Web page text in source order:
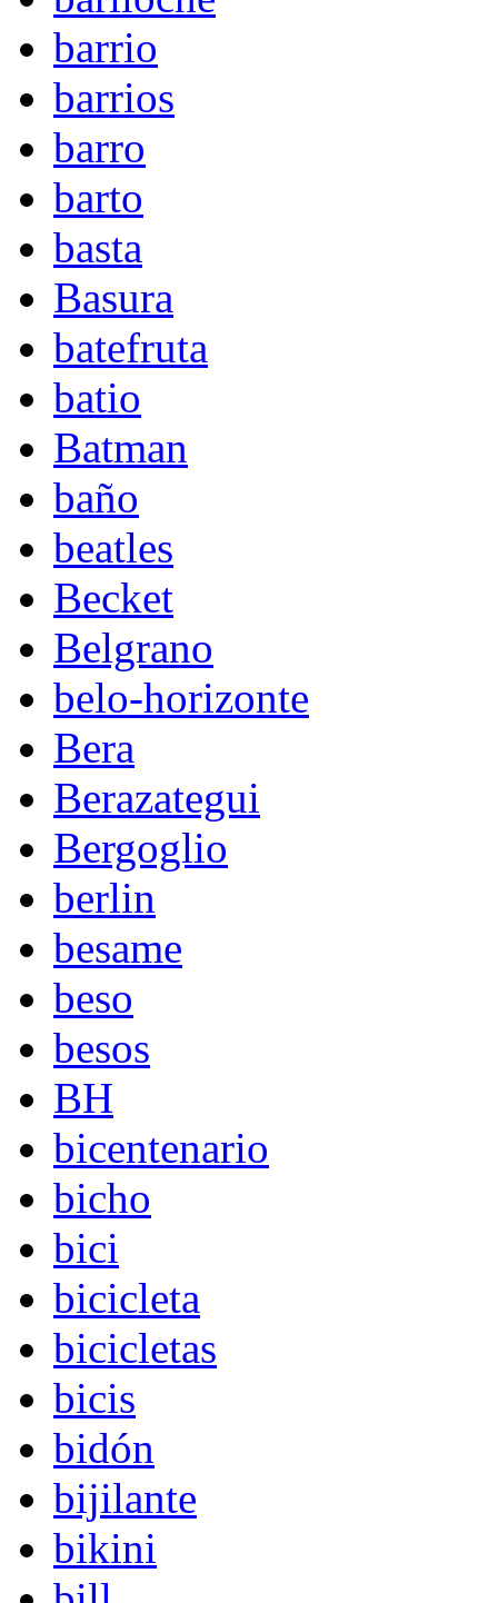
barrio
barrios
barro
barto
basta
Basura
batefruta
batio
Batman
baño
beatles
Becket
Belgrano
belo-horizonte
Bera
Berazategui
Bergoglio
berlin
besame
beso
besos
BH
bicentenario
bicho
bici
bicicleta
bicicletas
bicis
bidón
bijilante
bikini